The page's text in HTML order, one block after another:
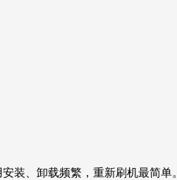
安装、卸载频繁，重新刷机最简